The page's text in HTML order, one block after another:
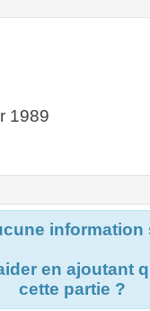
1989
en ajoutant
cette partie ?